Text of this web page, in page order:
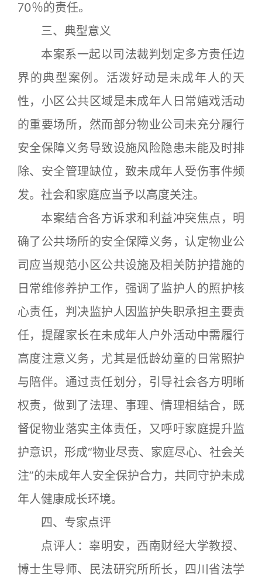
70％的责任。
三、典型意义
本案系一起以司法裁判划定多方责任边
界的典型案例。活泼好动是未成年人的天
性，小区公共区域是未成年人日常嬉戏活动
的重要场所，然而部分物业公司未充分履行
安全保障义务导致设施风险隐患未能及时排
除、安全管理缺位，致未成年人受伤事件频
发。社会和家庭应当予以高度关注。
本案结合各方诉求和利益冲突焦点，明
确了公共场所的安全保障义务，认定物业公
司应当规范小区公共设施及相关防护措施的
日常维修养护工作，强调了监护人的照护核
心责任，判决监护人因监护失职承担主要责
任，提醒家长在未成年人户外活动中需履行
高度注意义务，尤其是低龄幼童的日常照护
与陪伴。通过责任划分，引导社会各方明晰
权责，做到了法理、事理、情理相结合，既
督促物业落实主体责任，又呼吁家庭提升监
护意识，形成“物业尽责、家庭尽心、社会关
注”的未成年人安全保护合力，共同守护未成
年人健康成长环境。
四、专家点评
点评人：辜明安，西南财经大学教授、
博士生导师、民法研究所所长，四川省法学